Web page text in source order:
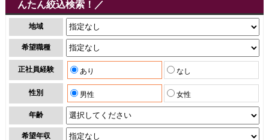
んたん絞込検索！／
地域
希望職種
正社員経験 あり なし
性別 男性 女性
年齢
希望年収